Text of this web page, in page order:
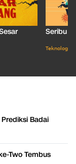
Seribu
Teknologi
Badai
Two Tembus